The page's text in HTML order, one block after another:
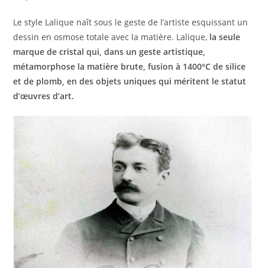
Le style Lalique naît sous le geste de l’artiste esquissant un
dessin en osmose totale avec la matière. Lalique, la seule
marque de cristal qui, dans un geste artistique,
métamorphose la matière brute, fusion à 1400°C de silice
et de plomb, en des objets uniques qui méritent le statut
d’œuvres d’art.